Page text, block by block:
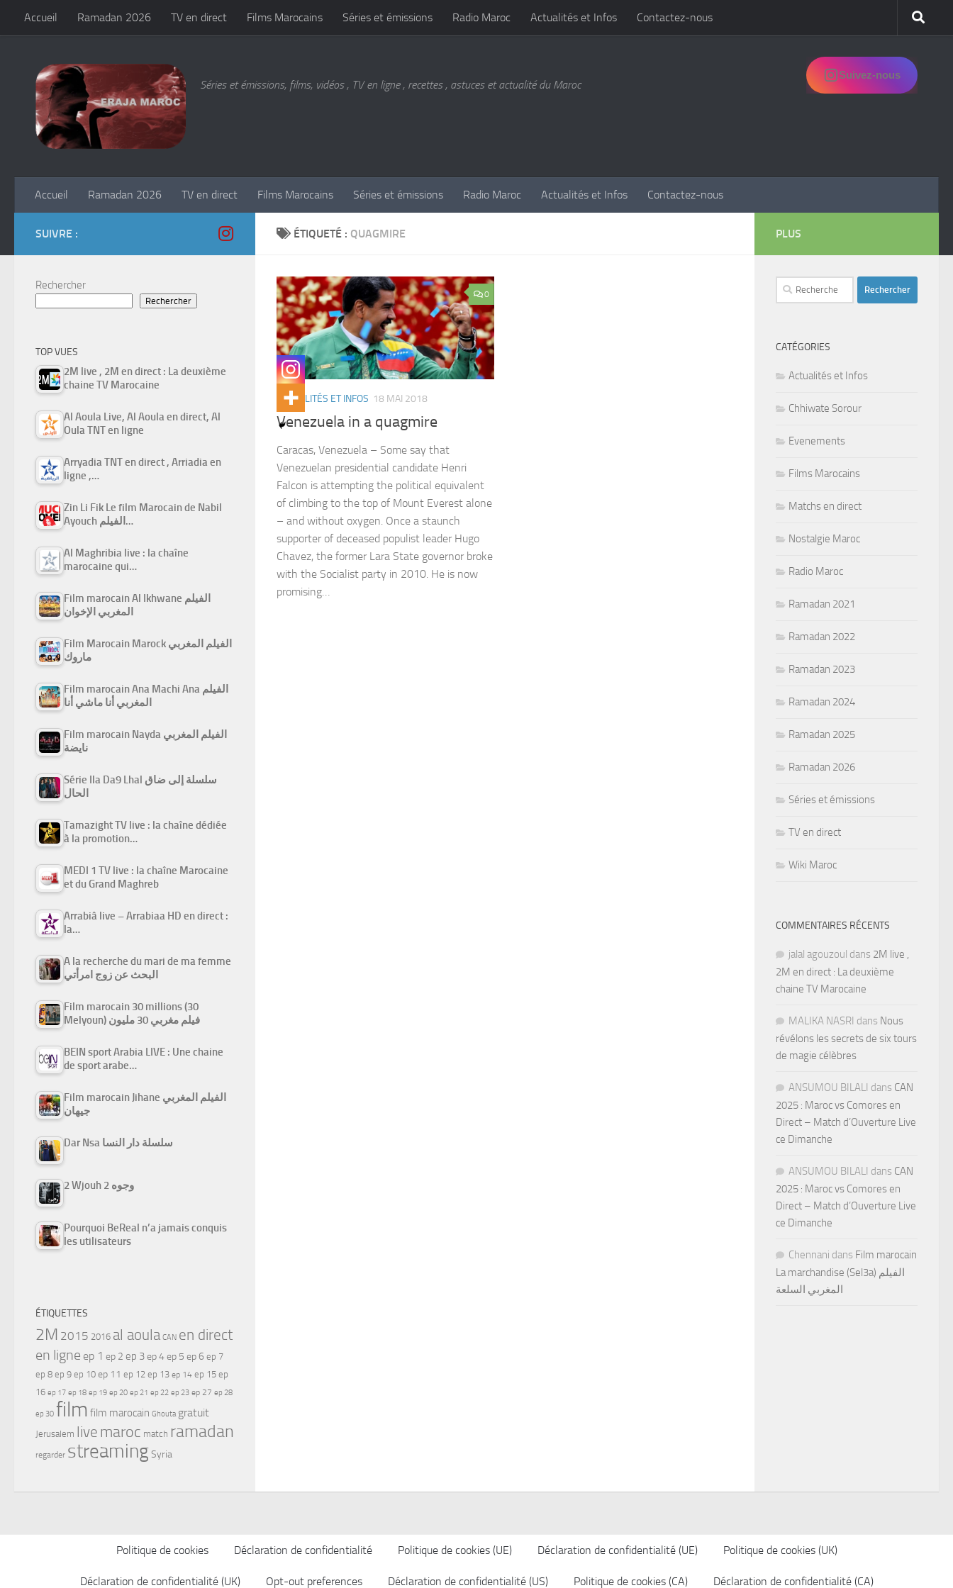
Skip to content
Accueil Ramadan 2026 TV en direct Films Marocains Séries et émissions Radio Maroc Actualités et Infos Contactez-nous
Séries et émissions, films, vidéos , TV en ligne , recettes , astuces et actualité du Maroc
Suivez-nous
Accueil Ramadan 2026 TV en direct Films Marocains Séries et émissions Radio Maroc Actualités et Infos Contactez-nous
ÉTIQUETÉ : QUAGMIRE
0
ACTUALITÉS ET INFOS 18 MAI 2018
Venezuela in a quagmire
Caracas, Venezuela – Some say that
Venezuelan presidential candidate Henri
Falcon is attempting the political equivalent
of climbing to the top of Mount Everest alone
– and without oxygen. Once a staunch
supporter of deceased populist leader Hugo
Chavez, the former Lara State governor broke
with the Socialist party in 2010. He is now
promising…
SUIVRE :
Rechercher
Rechercher
TOP VUES
2M live , 2M en direct : La deuxième
chaine TV Marocaine
Al Aoula Live, Al Aoula en direct, Al
Oula TNT en ligne
Arryadia TNT en direct , Arriadia en
ligne ,…
Zin Li Fik Le film Marocain de Nabil
Ayouch الفيلم…
Al Maghribia live : la chaîne
marocaine qui…
Film marocain Al Ikhwane الفيلم
المغربي الإخوان
Film Marocain Marock الفيلم المغربي
ماروك
Film marocain Ana Machi Ana الفيلم
المغربي أنا ماشي أنا
Film marocain Nayda الفيلم المغربي
نايضة
Série Ila Da9 Lhal سلسلة إلى ضاق
الحال
Tamazight TV live : la chaîne dédiée
à la promotion…
MEDI 1 TV live : la chaîne Marocaine
et du Grand Maghreb
Arrabiâ live – Arrabiaa HD en direct :
la…
A la recherche du mari de ma femme
البحث عن زوج امرأتي
Film marocain 30 millions (30
Melyoun) فيلم مغربي 30 مليون
BEIN sport Arabia LIVE : Une chaine
de sport arabe…
Film marocain Jihane الفيلم المغربي
جيهان
Dar Nsa سلسلة دار النسا
2 Wjouh 2 وجوه
Pourquoi BeReal n’a jamais conquis
les utilisateurs
ÉTIQUETTES
2M 2015 2016 al aoula CAN en direct
en ligne ep 1 ep 2 ep 3ep 4ep 5 ep 6 ep 7
ep 8 ep 9 ep 10 ep 11 ep 12 ep 13 ep 14 ep 15 ep
16 ep 17 ep 18 ep 19 ep 20 ep 21 ep 22 ep 23 ep 27 ep 28
ep 30 film film marocain Ghouta gratuit
Jerusalem live maroc match ramadan
regarder streamingSyria
PLUS
Rechercher :
CATÉGORIES
Actualités et Infos
Chhiwate Sorour
Evenements
Films Marocains
Matchs en direct
Nostalgie Maroc
Radio Maroc
Ramadan 2021
Ramadan 2022
Ramadan 2023
Ramadan 2024
Ramadan 2025
Ramadan 2026
Séries et émissions
TV en direct
Wiki Maroc
COMMENTAIRES RÉCENTS
jalal agouzoul dans 2M live ,
2M en direct : La deuxième
chaine TV Marocaine
MALIKA NASRI dans Nous
révélons les secrets de six tours
de magie célèbres
ANSUMOU BILALI dans CAN
2025 : Maroc vs Comores en
Direct – Match d’Ouverture Live
ce Dimanche
ANSUMOU BILALI dans CAN
2025 : Maroc vs Comores en
Direct – Match d’Ouverture Live
ce Dimanche
Chennani dans Film marocain
La marchandise (Sel3a) الفيلم
المغربي السلعة
Politique de cookies Déclaration de confidentialité Politique de cookies (UE) Déclaration de confidentialité (UE) Politique de cookies (UK)
Déclaration de confidentialité (UK) Opt-out preferences Déclaration de confidentialité (US) Politique de cookies (CA) Déclaration de confidentialité (CA)